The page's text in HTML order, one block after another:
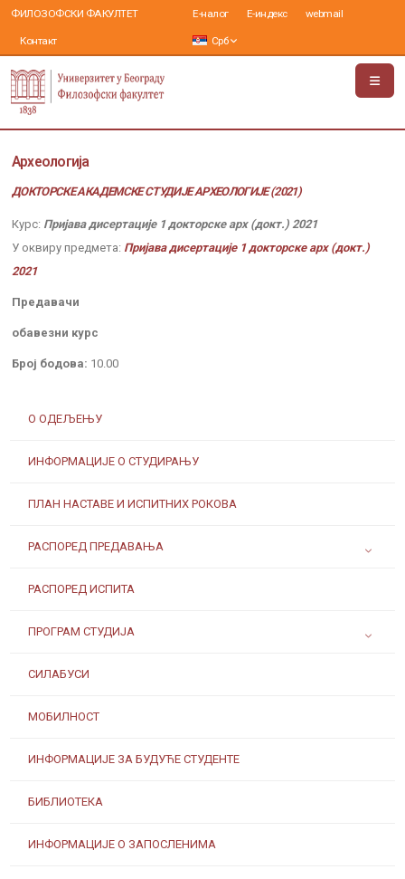
ФИЛОЗОФСКИ ФАКУЛТЕТ
Контакт
Е-налог Е-индекс webmail
Срб
О ОДЕЉЕЊУ
ИНФОРМАЦИЈЕ О СТУДИРАЊУ
ПЛАН НАСТАВЕ И ИСПИТНИХ РОКОВА
РАСПОРЕД ПРЕДАВАЊА
РАСПОРЕД ИСПИТА
ПРОГРАМ СТУДИЈА
СИЛАБУСИ
МОБИЛНОСТ
ИНФОРМАЦИЈЕ ЗА БУДУЋЕ СТУДЕНТЕ
БИБЛИОТЕКА
ИНФОРМАЦИЈЕ О ЗАПОСЛЕНИМА
Археологија
ДОКТОРСКЕ АКАДЕМСКЕ СТУДИЈЕ АРХЕОЛОГИЈЕ (2021)
Курс: Пријава дисертације 1 докторске арх (докт.) 2021
У оквиру предмета: Пријава дисертације 1 докторске арх (докт.)
2021
Предавачи
обавезни курс
Број бодова: 10.00